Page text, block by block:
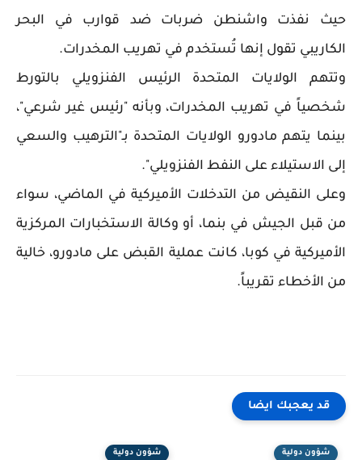
حيث نفذت واشنطن ضربات ضد قوارب في البحر
الكاريبي تقول إنها تُستخدم في تهريب المخدرات.
وتتهم الولايات المتحدة الرئيس الفنزويلي بالتورط
شخصياً في تهريب المخدرات، وبأنه "رئيس غير شرعي"،
بينما يتهم مادورو الولايات المتحدة بـ"الترهيب والسعي
إلى الاستيلاء على النفط الفنزويلي".
وعلى النقيض من التدخلات الأميركية في الماضي، سواء
من قبل الجيش في بنما، أو وكالة الاستخبارات المركزية
الأميركية في كوبا، كانت عملية القبض على مادورو، خالية
من الأخطاء تقريباً.
قد يعجبك ايضا
شؤون دولية شؤون دولية